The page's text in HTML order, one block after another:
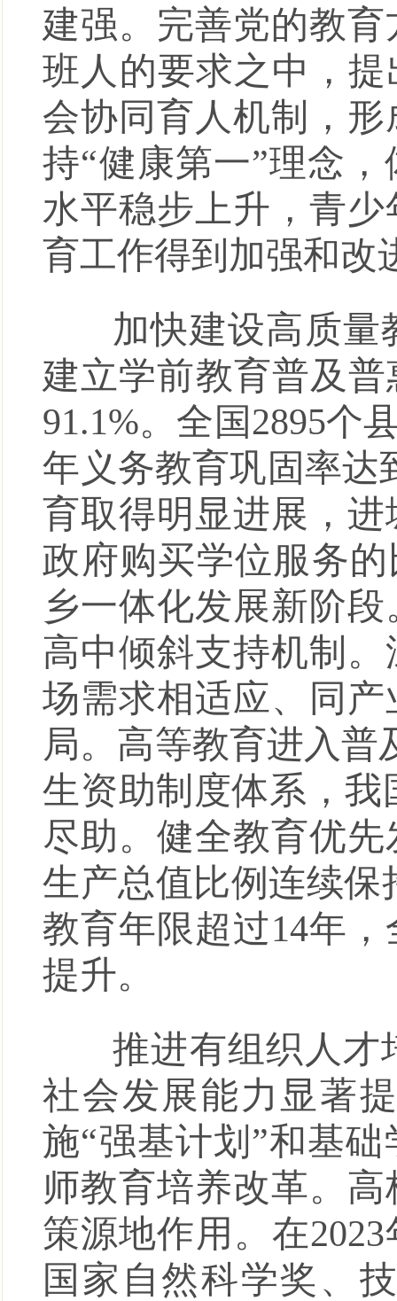
建强。完善党的教
班人的要求之中，
会协同育人机制，
持“健康第一”理念
水平稳步上升，青
育工作得到加强和改
加快建设高质量
建立学前教育普及
91.1%。全国2895个
年义务教育巩固率达
育取得明显进展，
政府购买学位服务
乡一体化发展新阶
高中倾斜支持机制
场需求相适应、同
局。高等教育进入普
生资助制度体系，我
尽助。健全教育优
生产总值比例连续保
教育年限超过14年
提升。
推进有组织人才
社会发展能力显著
施“强基计划”和基
师教育培养改革。
策源地作用。在
国家自然科学奖、